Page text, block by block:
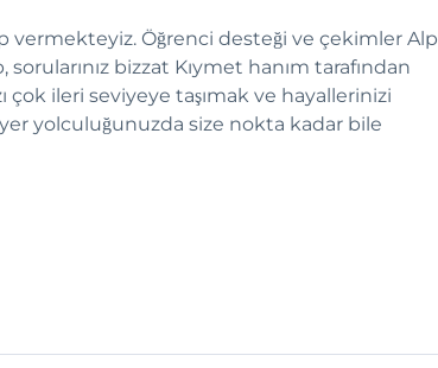
vermekteyiz. Öğrenci desteği ve çekimler Alp
bizzat Kıymet hanım tarafından
çok ileri seviyeye taşımak ve hayallerinizi
yolculuğunuzda size nokta kadar bile